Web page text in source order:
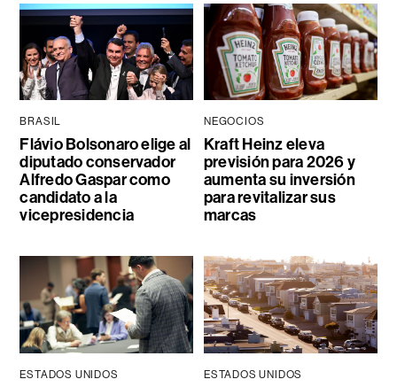
BRASIL
Flávio Bolsonaro elige al
diputado conservador
Alfredo Gaspar como
candidato a la
vicepresidencia
NEGOCIOS
Kraft Heinz eleva
previsión para 2026 y
aumenta su inversión
para revitalizar sus
marcas
ESTADOS UNIDOS ESTADOS UNIDOS